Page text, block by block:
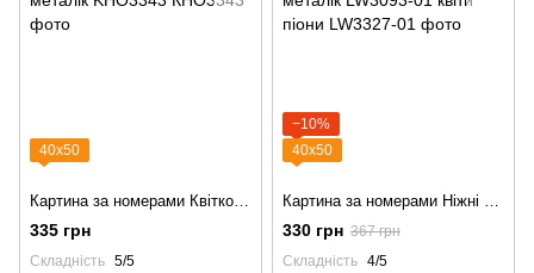
40х50
Картина за номерами Квітковий спокій з фарбами металік KHO3343
335 грн
Складність 5/5
−10%
40х50
Картина за номерами Ніжні півонії з фарбами металік LW3093-01 квіти піони
330 грн 367 грн
Складність 4/5